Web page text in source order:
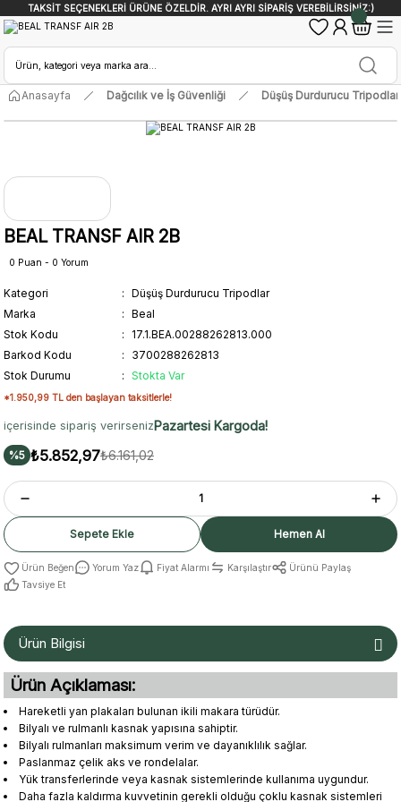
TAKSİT SEÇENEKLERİ ÜRÜNE ÖZELDİR. AYRI AYRI SİPARİŞ VEREBİLİRSİNİZ:)
Anasayfa Dağcılık ve İş Güvenliği Düşüş Durdurucu Tripodlar
BEAL TRANSF AIR 2B
0 Puan - 0 Yorum
Kategori
Düşüş Durdurucu Tripodlar
Marka
Beal
Stok Kodu
17.1.BEA.00288262813.000
Barkod Kodu
3700288262813
Stok Durumu
Stokta Var
*1.950,99 TL den başlayan taksitlerle!
içerisinde sipariş verirsenizPazartesi Kargoda!
%5 ₺5.852,97₺6.161,02
Sepete Ekle Hemen Al
Yorum Yaz Fiyat Alarmı Karşılaştır
Ürünü Paylaş
Tavsiye Et
Ürün Bilgisi
Ürün Açıklaması:
Hareketli yan plakaları bulunan ikili makara türüdür.
Bilyalı ve rulmanlı kasnak yapısına sahiptir.
Bilyalı rulmanları maksimum verim ve dayanıklılık sağlar.
Paslanmaz çelik aks ve rondelalar.
Yük transferlerinde veya kasnak sistemlerinde kullanıma uygundur.
Daha fazla kaldırma kuvvetinin gerekli olduğu çoklu kasnak sistemleri